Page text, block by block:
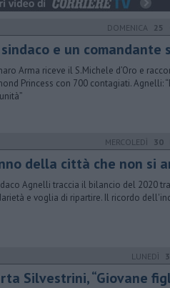
DOMENICA 25
e un comandante
Arma riceve il S.Michele d’Oro e
Princess con 700 contagiati. Agnelli:
MERCOLEDÌ 30
della città che non si
Agnelli traccia il bilancio del 2020
e voglia di ripartire. Il ricordo
LUNEDÌ
Silvestrini, “Giovane